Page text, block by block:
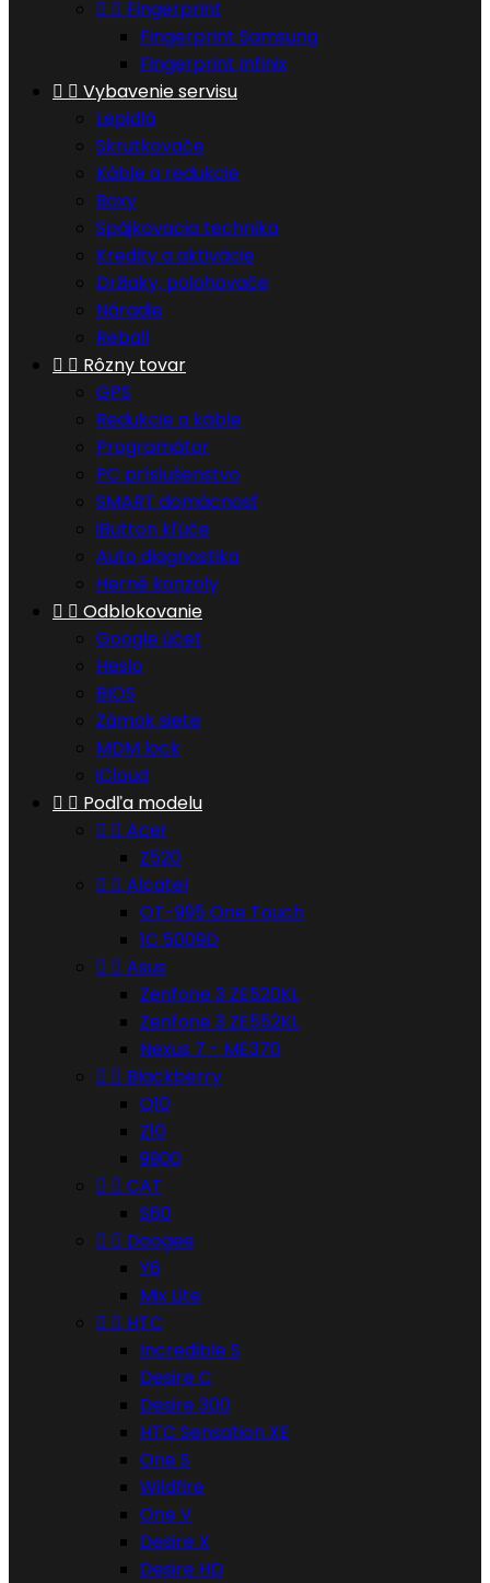
  Fingerprint
Fingerprint Samsung
Fingerprint Infinix
  Vybavenie servisu
Lepidlá
Skrutkovače
Káble a redukcie
Boxy
Spájkovacia technika
Kredity a aktivácie
Držiaky, polohovače
Náradie
Reball
  Rôzny tovar
GPS
Redukcie a káble
Programátor
PC príslušenstvo
SMART domácnosť
iButton kľúče
Auto diagnostika
Herné konzoly
  Odblokovanie
Google účet
Heslo
BIOS
Zámok siete
MDM lock
iCloud
  Podľa modelu
  Acer
Z520
  Alcatel
OT-995 One Touch
1C 5009D
  Asus
Zenfone 3 ZE520KL
Zenfone 3 ZE552KL
Nexus 7 - ME370
  Blackberry
Q10
Z10
9900
  CAT
S60
  Doogee
Y6
Mix Lite
  HTC
Incredible S
Desire C
Desire 300
HTC Sensation XE
One S
Wildfire
One V
Desire X
Desire HD